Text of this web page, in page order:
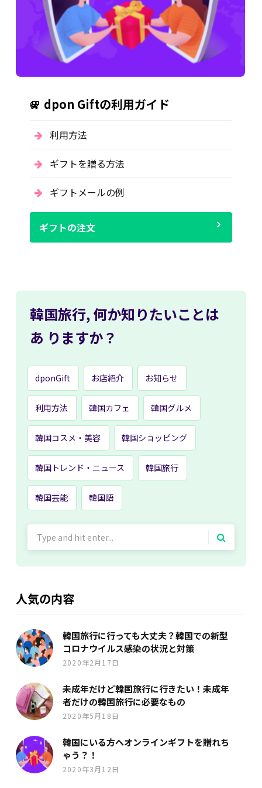
dpon Giftの利用ガイド
利用方法
ギフトを贈る方法
ギフトメールの例
ギフトの注文
韓国旅行, 何か知りたいことは
あ りますか？
dponGift お店紹介 お知らせ
利用方法 韓国カフェ 韓国グルメ
韓国コスメ・美容 韓国ショッピング
韓国トレンド・ニュース 韓国旅行
韓国芸能 韓国語
人気の内容
韓国旅行に行っても大丈夫？韓国での新型
コロナウイルス感染の状況と対策
2020年2月17日
未成年だけど韓国旅行に行きたい！未成年
者だけの韓国旅行に必要なもの
2020年5月18日
韓国にいる方へオンラインギフトを贈れち
ゃう？！
2020年3月12日